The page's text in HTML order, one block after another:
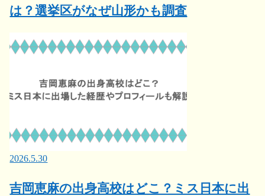
は？選挙区がなぜ山形かも調査
2026.5.30
吉岡恵麻の出身高校はどこ？ミス日本に出